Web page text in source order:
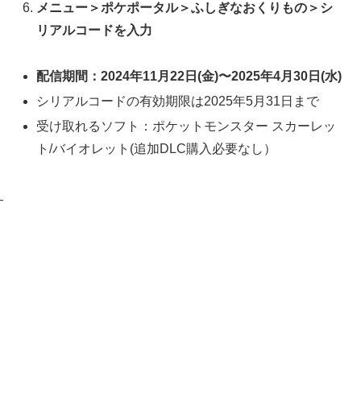
メニュー＞ポケポータル＞ふしぎなおくりもの＞シ
リアルコードを入力
配信期間：2024年11月22日(金)〜2025年4月30日(水)
シリアルコードの有効期限は2025年5月31日まで
受け取れるソフト：ポケットモンスター スカーレッ
ト/バイオレット(追加DLC購入必要なし）